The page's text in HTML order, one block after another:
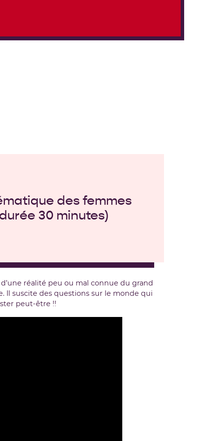
des femmes
30 minutes)
réalité peu ou mal connue du grand
Il suscite des questions sur le monde qui
peut-être !!